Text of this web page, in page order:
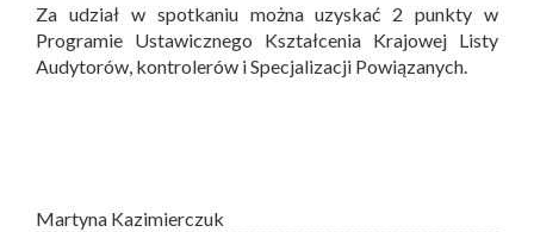
Za udział w spotkaniu można uzyskać 2 punkty w
Programie Ustawicznego Kształcenia Krajowej Listy
Audytorów, kontrolerów i Specjalizacji Powiązanych.
Martyna Kazimierczuk